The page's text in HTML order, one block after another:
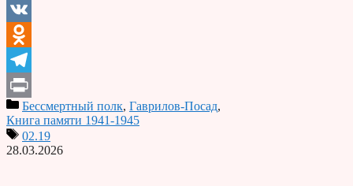
Email
VK
Odnoklassniki
Telegram
PrintБессмертный полк, Гаврилов-Посад,
Книга памяти 1941-1945
02.19
28.03.2026